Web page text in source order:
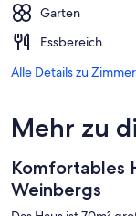
Garten
Essbereich
Alle Details zu
Mehr zu
Komfortables
Weinbergs